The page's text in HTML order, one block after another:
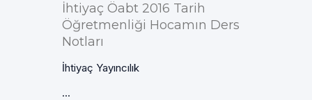
İhtiyaç Öabt 2016 Tarih
Öğretmenliği Hocamın Ders
Notları
İhtiyaç Yayıncılık
...